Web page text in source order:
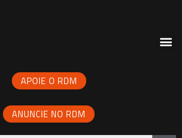
APOIE O RDM
ANUNCIE NO RDM